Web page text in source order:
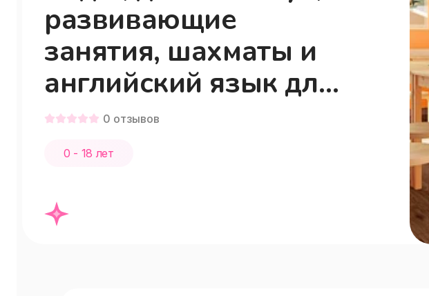
развивающие
занятия, шахматы и
английский язык для
детей в
Александровской
Новгород
0 отзывов
0 - 18 лет